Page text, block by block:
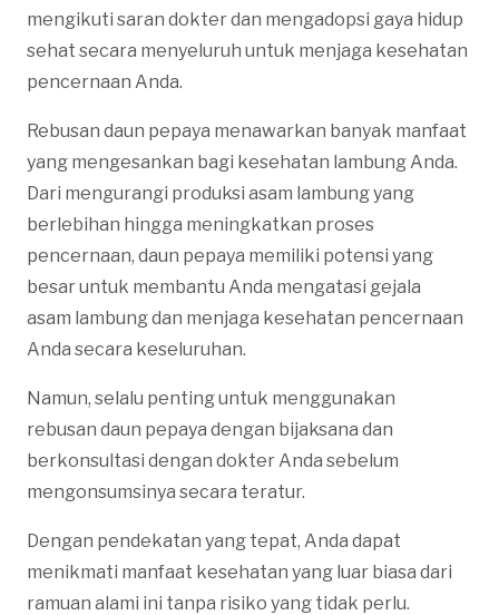
mengikuti saran dokter dan mengadopsi gaya hidup
sehat secara menyeluruh untuk menjaga kesehatan
pencernaan Anda.
Rebusan daun pepaya menawarkan banyak manfaat
yang mengesankan bagi kesehatan lambung Anda.
Dari mengurangi produksi asam lambung yang
berlebihan hingga meningkatkan proses
pencernaan, daun pepaya memiliki potensi yang
besar untuk membantu Anda mengatasi gejala
asam lambung dan menjaga kesehatan pencernaan
Anda secara keseluruhan.
Namun, selalu penting untuk menggunakan
rebusan daun pepaya dengan bijaksana dan
berkonsultasi dengan dokter Anda sebelum
mengonsumsinya secara teratur.
Dengan pendekatan yang tepat, Anda dapat
menikmati manfaat kesehatan yang luar biasa dari
ramuan alami ini tanpa risiko yang tidak perlu.